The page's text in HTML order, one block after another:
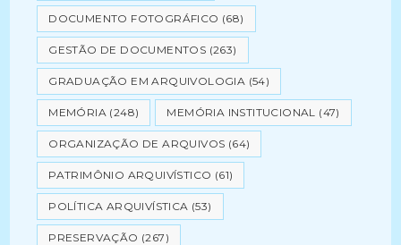
DOCUMENTO FOTOGRÁFICO (68)
GESTÃO DE DOCUMENTOS (263)
GRADUAÇÃO EM ARQUIVOLOGIA (54)
MEMÓRIA (248) MEMÓRIA INSTITUCIONAL (47)
ORGANIZAÇÃO DE ARQUIVOS (64)
PATRIMÔNIO ARQUIVÍSTICO (61)
POLÍTICA ARQUIVÍSTICA (53)
PRESERVAÇÃO (267)